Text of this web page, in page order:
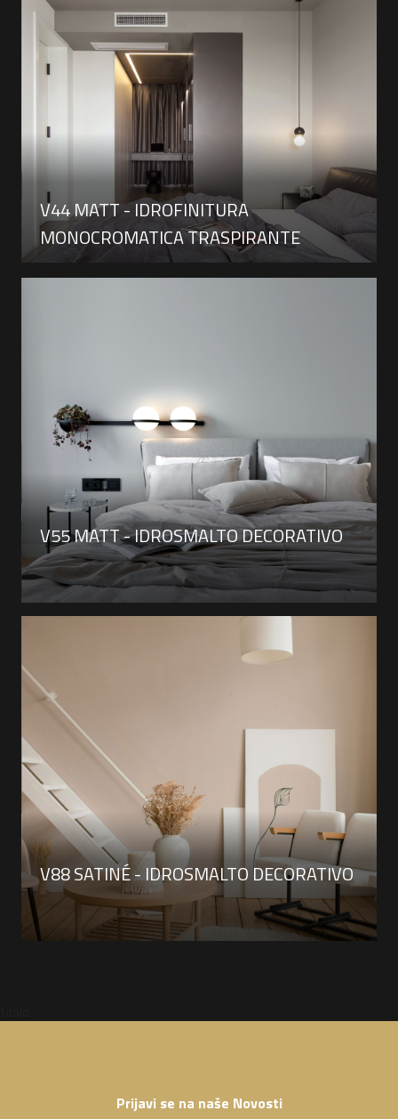
V44 MATT - IDROFINITURA
MONOCROMATICA TRASPIRANTE
V55 MATT - IDROSMALTO DECORATIVO
V88 SATINÉ - IDROSMALTO DECORATIVO
Prijavi se na naše Novosti